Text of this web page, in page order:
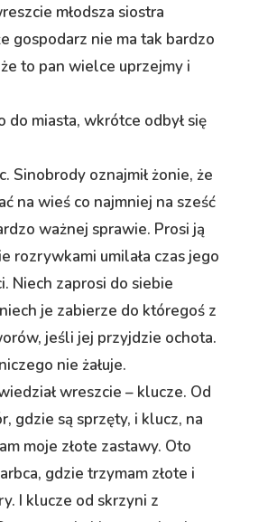
młodsza siostra
gospodarz nie ma tak bardzo
to pan wielce uprzejmy i
do miasta, wkrótce odbył się
Sinobrody oznajmił żonie, że
na wieś co najmniej na sześć
ważnej sprawie. Prosi ją
rozrywkami umilała czas jego
Niech zaprosi do siebie
je zabierze do któregoś z
jeśli jej przyjdzie ochota.
nie żałuje.
wreszcie – klucze. Od
gdzie są sprzęty, i klucz, na
moje złote zastawy. Oto
gdzie trzymam złote i
I klucze od skrzyni z